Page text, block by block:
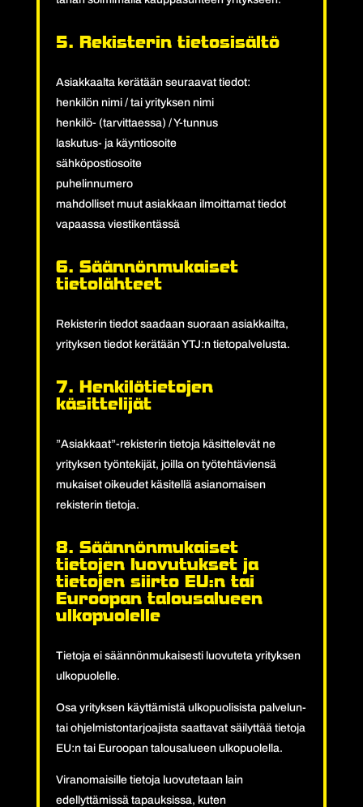
5. Rekisterin tietosisältö
Asiakkaalta kerätään seuraavat tiedot:
henkilön nimi / tai yrityksen nimi
henkilö- (tarvittaessa) / Y-tunnus
laskutus- ja käyntiosoite
sähköpostiosoite
puhelinnumero
mahdolliset muut asiakkaan ilmoittamat tiedot
vapaassa viestikentässä
6. Säännönmukaiset
tietolähteet
Rekisterin tiedot saadaan suoraan asiakkailta,
yrityksen tiedot kerätään YTJ:n tietopalvelusta.
7. Henkilötietojen
käsittelijät
”Asiakkaat”-rekisterin tietoja käsittelevät ne
yrityksen työntekijät, joilla on työtehtäviensä
mukaiset oikeudet käsitellä asianomaisen
rekisterin tietoja.
8. Säännönmukaiset
tietojen luovutukset ja
tietojen siirto EU:n tai
Euroopan talousalueen
ulkopuolelle
Tietoja ei säännönmukaisesti luovuteta yrityksen
ulkopuolelle.
Osa yrityksen käyttämistä ulkopuolisista palvelun-
tai ohjelmistontarjoajista saattavat säilyttää tietoja
EU:n tai Euroopan talousalueen ulkopuolella.
Viranomaisille tietoja luovutetaan lain
edellyttämissä tapauksissa, kuten